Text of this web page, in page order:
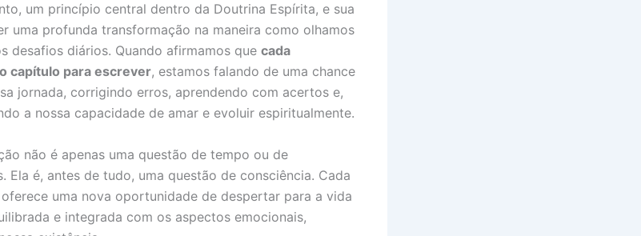
um princípio central dentro da Doutrina Espírita, e sua
uma profunda transformação na maneira como olhamos
desafios diários. Quando afirmamos que cada
capítulo para escrever, estamos falando de uma chance
jornada, corrigindo erros, aprendendo com acertos e,
a nossa capacidade de amar e evoluir espiritualmente.
não é apenas uma questão de tempo ou de
Ela é, antes de tudo, uma questão de consciência. Cada
uma nova oportunidade de despertar para a vida
e integrada com os aspectos emocionais,